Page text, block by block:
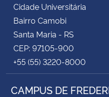
Cidade Universitária
Bairro Camobi
Santa Maria - RS
CEP: 97105-900
+55 (55) 3220-8000
CAMPUS DE